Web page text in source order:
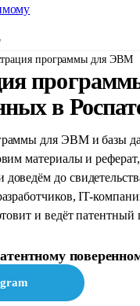
программы для ЭВМ
в
для ЭВМ и базы
материалы и реферат,
до
IT-
и ведёт